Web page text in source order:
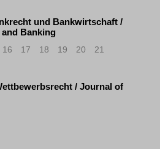
und Bankwirtschaft /
Banking
16 17 18 19 20 21
/ Journal of